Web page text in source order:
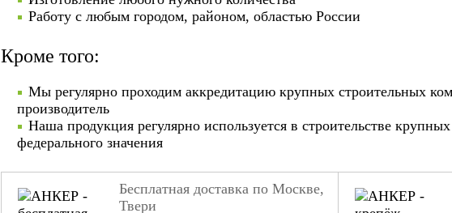
Работу с любым городом, районом, областью России
Кроме того:
Мы регулярно проходим аккредитацию крупных строительных
производитель
Наша продукция регулярно используется в строительстве
федерального значения
Бесплатная доставка по Москве,
Твери